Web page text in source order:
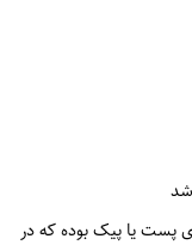
پست یا پیک بوده که در